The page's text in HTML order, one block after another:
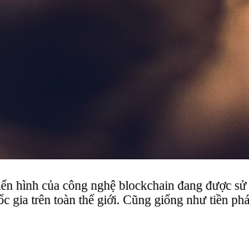
hình của công nghệ blockchain đang được
gia trên toàn thế giới. Cũng giống như tiền